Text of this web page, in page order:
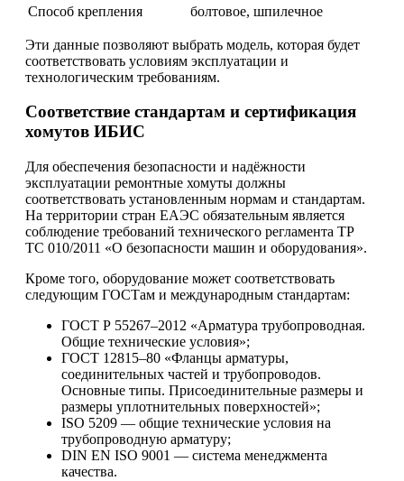
Способ крепления
болтовое, шпилечное
Эти данные позволяют выбрать модель, которая будет
соответствовать условиям эксплуатации и
технологическим требованиям.
Соответствие стандартам и сертификация
хомутов ИБИС
Для обеспечения безопасности и надёжности
эксплуатации ремонтные хомуты должны
соответствовать установленным нормам и стандартам.
На территории стран ЕАЭС обязательным является
соблюдение требований технического регламента ТР
ТС 010/2011 «О безопасности машин и оборудования».
Кроме того, оборудование может соответствовать
следующим ГОСТам и международным стандартам:
ГОСТ Р 55267–2012 «Арматура трубопроводная.
Общие технические условия»;
ГОСТ 12815–80 «Фланцы арматуры,
соединительных частей и трубопроводов.
Основные типы. Присоединительные размеры и
размеры уплотнительных поверхностей»;
ISO 5209 — общие технические условия на
трубопроводную арматуру;
DIN EN ISO 9001 — система менеджмента
качества.